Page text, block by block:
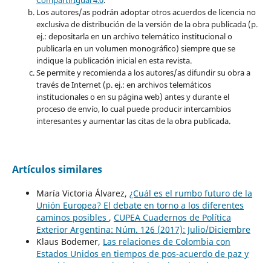
Los autores/as podrán adoptar otros acuerdos de licencia no
exclusiva de distribución de la versión de la obra publicada (p.
ej.: depositarla en un archivo telemático institucional o
publicarla en un volumen monográfico) siempre que se
indique la publicación inicial en esta revista.
Se permite y recomienda a los autores/as difundir su obra a
través de Internet (p. ej.: en archivos telemáticos
institucionales o en su página web) antes y durante el
proceso de envío, lo cual puede producir intercambios
interesantes y aumentar las citas de la obra publicada.
Artículos similares
María Victoria Álvarez, ¿Cuál es el rumbo futuro de la
Unión Europea? El debate en torno a los diferentes
caminos posibles , CUPEA Cuadernos de Política
Exterior Argentina: Núm. 126 (2017): Julio/Diciembre
Klaus Bodemer, Las relaciones de Colombia con
Estados Unidos en tiempos de pos-acuerdo de paz y